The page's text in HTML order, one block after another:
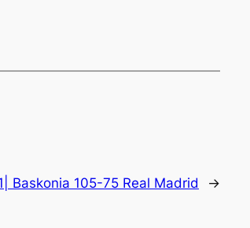
Baskonia 105-75 Real Madrid →